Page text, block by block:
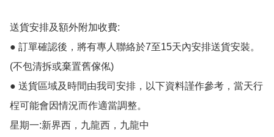
送貨安排及額外附加收費:
● 訂單確認後，將有專人聯絡於7至15天內安排送貨安裝。
(不包清拆或棄置舊傢俬)
● 送貨區域及時間由我司安排，以下資料謹作參考，當天行
桯可能會因情況而作適當調整。
星期一:新界西，九龍西，九龍中